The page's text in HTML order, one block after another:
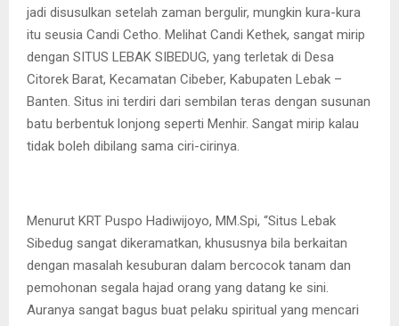
jadi disusulkan setelah zaman bergulir, mungkin kura-kura
itu seusia Candi Cetho. Melihat Candi Kethek, sangat mirip
dengan SITUS LEBAK SIBEDUG, yang terletak di Desa
Citorek Barat, Kecamatan Cibeber, Kabupaten Lebak –
Banten. Situs ini terdiri dari sembilan teras dengan susunan
batu berbentuk lonjong seperti Menhir. Sangat mirip kalau
tidak boleh dibilang sama ciri-cirinya.
Menurut KRT Puspo Hadiwijoyo, MM.Spi, “Situs Lebak
Sibedug sangat dikeramatkan, khususnya bila berkaitan
dengan masalah kesuburan dalam bercocok tanam dan
pemohonan segala hajad orang yang datang ke sini.
Auranya sangat bagus buat pelaku spiritual yang mencari